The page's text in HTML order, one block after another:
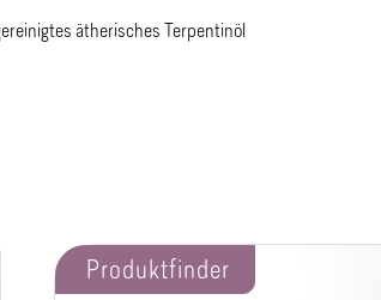
ätherisches Terpentinöl
Produktfinder